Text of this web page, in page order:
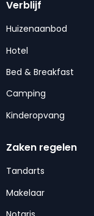
Verblijf
Huizenaanbod
Hotel
Bed & Breakfast
Camping
Kinderopvang
Zaken regelen
Tandarts
Makelaar